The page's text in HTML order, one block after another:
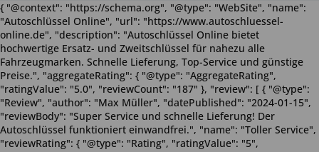
{ "@context": "https://schema.org", "@type": "WebSite", "name":
"Autoschlüssel Online", "url": "https://www.autoschluessel-
online.de", "description": "Autoschlüssel Online bietet
hochwertige Ersatz- und Zweitschlüssel für nahezu alle
Fahrzeugmarken. Schnelle Lieferung, Top-Service und günstige
Preise.", "aggregateRating": { "@type": "AggregateRating",
"ratingValue": "5.0", "reviewCount": "187" }, "review": [ { "@type":
"Review", "author": "Max Müller", "datePublished": "2024-01-15",
"reviewBody": "Super Service und schnelle Lieferung! Der
Autoschlüssel funktioniert einwandfrei.", "name": "Toller Service",
"reviewRating": { "@type": "Rating", "ratingValue": "5",